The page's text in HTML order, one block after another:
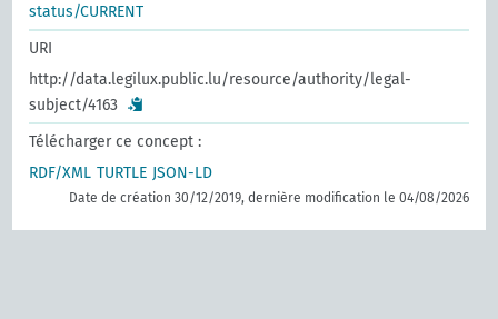
status/CURRENT
URI
http://data.legilux.public.lu/resource/authority/legal-
subject/4163
Télécharger ce concept :
RDF/XML TURTLE JSON-LD
Date de création 30/12/2019, dernière modification le 04/08/2026